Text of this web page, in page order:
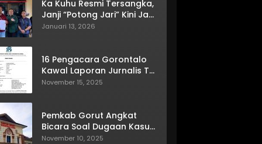
Ka Kuhu Resmi Tersangka,
Janji “Potong Jari” Kini Jadi
Bumerang
Januari 13, 2026
16 Pengacara Gorontalo
Kawal Laporan Jurnalis TV
One
November 15, 2025
Pemkab Gorut Angkat
Bicara Soal Dugaan Kasus
Asusila Oknum ASN
November 10, 2025